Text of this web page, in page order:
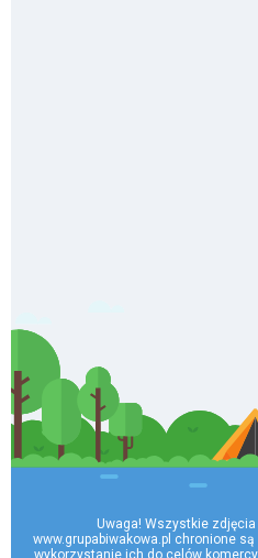
Uwaga! Wszystkie
www.grupabiwakowa.pl chronione
wykorzystanie ich do celów